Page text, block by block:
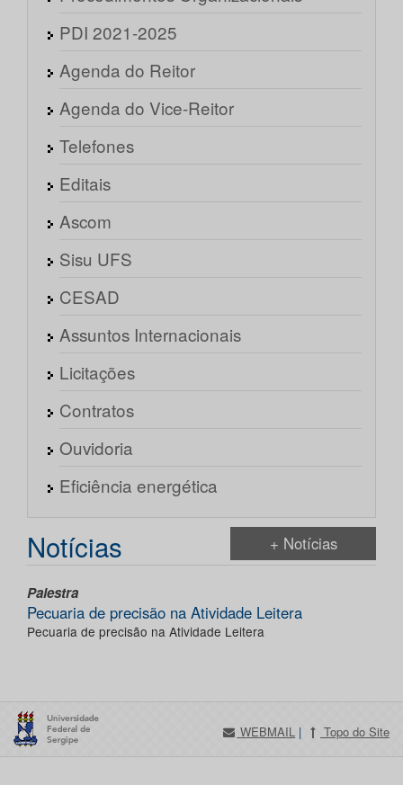
PDI 2021-2025
Agenda do Reitor
Agenda do Vice-Reitor
Telefones
Editais
Ascom
Sisu UFS
CESAD
Assuntos Internacionais
Licitações
Contratos
Ouvidoria
Eficiência energética
Notícias + Notícias
Palestra
Pecuaria de precisão na Atividade Leitera
Pecuaria de precisão na Atividade Leitera
WEBMAIL | Topo do Site